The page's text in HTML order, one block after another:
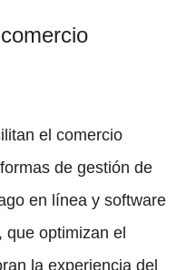
el comercio
de gestión de
en línea y software
optimizan el
la experiencia del